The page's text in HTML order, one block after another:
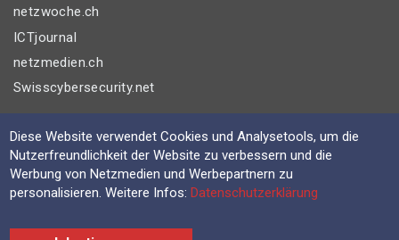
netzwoche.ch
ICTjournal
netzmedien.ch
Swisscybersecurity.net
© NETZMEDIEN AG 2026
Impressum
AGB
Nutzungsbestimmungen
Datenschutzerklärung
Diese Website verwendet Cookies und Analysetools, um die
Nutzerfreundlichkeit der Website zu verbessern und die
Werbung von Netzmedien und Werbepartnern zu
personalisieren. Weitere Infos:Datenschutzerklärung